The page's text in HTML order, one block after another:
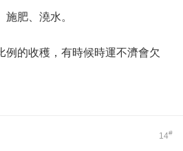
肥、澆水。
例的收穫，有時候時運不濟會欠
14#